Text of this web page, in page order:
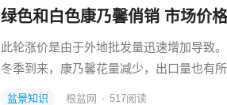
绿色和白色康乃馨俏销 市场价
此轮涨价是由于外地批发量迅速增加导致
冬季到来，康乃馨花量减少，出口量也有
盆景知识 根盆网 · 517阅读